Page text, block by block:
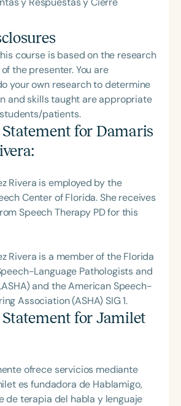
course is based on the research
the presenter. You are
your own research to determine
and skills taught are appropriate
patients.
for Damaris
:
Rivera is employed by the
Center of Florida. She receives
Speech Therapy PD for this
Rivera is a member of the Florida
Language Pathologists and
and the American Speech-
Association (ASHA) SIG 1.
for Jamilet
ofrece servicios mediante
es fundadora de Hablamigo,
de terapia del habla y lenguaje